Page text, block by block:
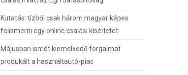
Kutatás: tízből csak három magyar képes
felismerni egy online csalási kísérletet
Májusban ismét kiemelkedő forgalmat
produkált a használtautó-piac